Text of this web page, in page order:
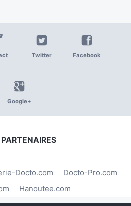
Twitter Facebook
Google+
PARTENAIRES
Docto.com
Docto-Pro.com
Hanoutee.com